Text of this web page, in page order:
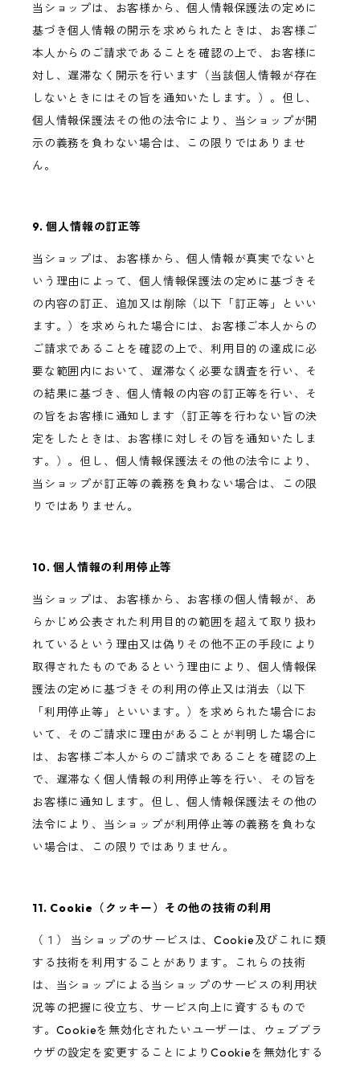
当ショップは、お客様から、個人情報保護法の定めに
基づき個人情報の開示を求められたときは、お客様ご
本人からのご請求であることを確認の上で、お客様に
対し、遅滞なく開示を行います（当該個人情報が存在
しないときにはその旨を通知いたします。）。但し、
個人情報保護法その他の法令により、当ショップが開
示の義務を負わない場合は、この限りではありませ
ん。
9. 個人情報の訂正等
当ショップは、お客様から、個人情報が真実でないと
いう理由によって、個人情報保護法の定めに基づきそ
の内容の訂正、追加又は削除（以下「訂正等」といい
ます。）を求められた場合には、お客様ご本人からの
ご請求であることを確認の上で、利用目的の達成に必
要な範囲内において、遅滞なく必要な調査を行い、そ
の結果に基づき、個人情報の内容の訂正等を行い、そ
の旨をお客様に通知します（訂正等を行わない旨の決
定をしたときは、お客様に対しその旨を通知いたしま
す。）。但し、個人情報保護法その他の法令により、
当ショップが訂正等の義務を負わない場合は、この限
りではありません。
10. 個人情報の利用停止等
当ショップは、お客様から、お客様の個人情報が、あ
らかじめ公表された利用目的の範囲を超えて取り扱わ
れているという理由又は偽りその他不正の手段により
取得されたものであるという理由により、個人情報保
護法の定めに基づきその利用の停止又は消去（以下
「利用停止等」といいます。）を求められた場合にお
いて、そのご請求に理由があることが判明した場合に
は、お客様ご本人からのご請求であることを確認の上
で、遅滞なく個人情報の利用停止等を行い、その旨を
お客様に通知します。但し、個人情報保護法その他の
法令により、当ショップが利用停止等の義務を負わな
い場合は、この限りではありません。
11. Cookie（クッキー）その他の技術の利用
（１） 当ショップのサービスは、Cookie及びこれに類
する技術を利用することがあります。これらの技術
は、当ショップによる当ショップのサービスの利用状
況等の把握に役立ち、サービス向上に資するもので
す。Cookieを無効化されたいユーザーは、ウェブブラ
ウザの設定を変更することによりCookieを無効化する